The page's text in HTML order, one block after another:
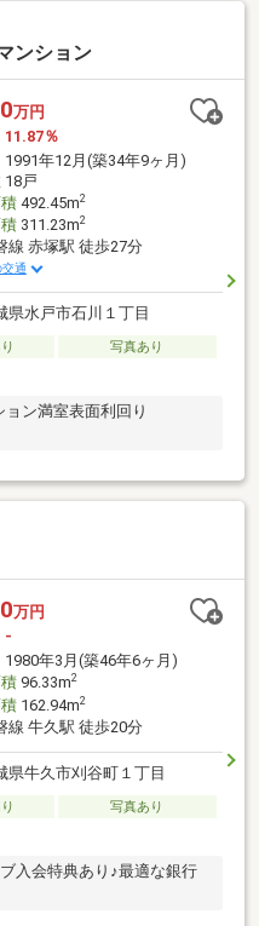
ンション
万円
11.87％
1991年12月(築34年9ヶ月)
18戸
492.45m2
311.23m2
線 赤塚駅 徒歩27分
通
県水戸市石川１丁目
写真あり
ン満室表面利回り
万円
-
1980年3月(築46年6ヶ月)
96.33m2
162.94m2
線 牛久駅 徒歩20分
県牛久市刈谷町１丁目
写真あり
入会特典あり♪最適な銀行